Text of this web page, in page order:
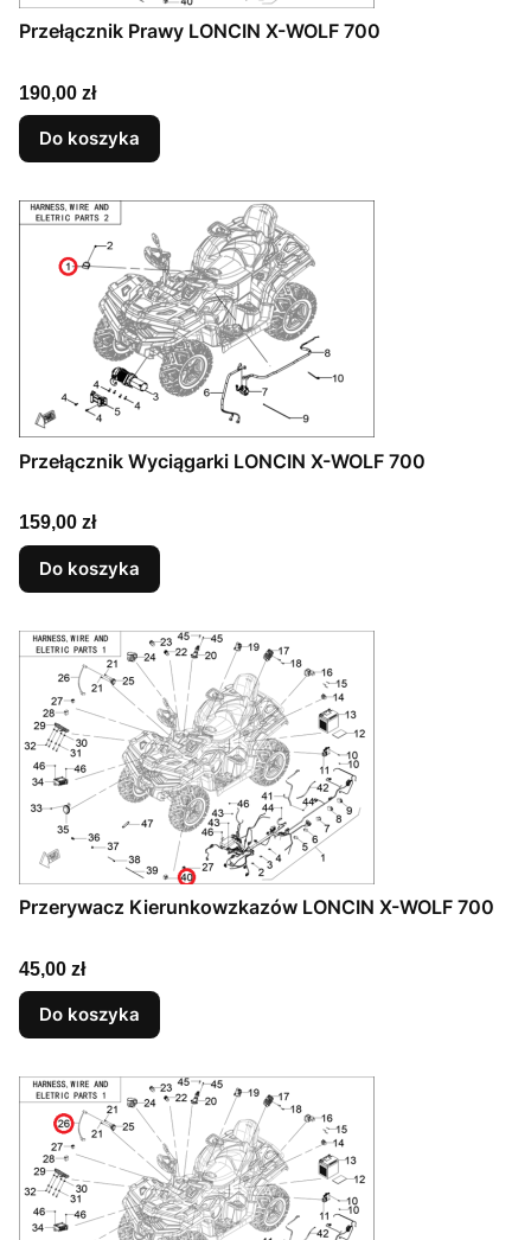
Przełącznik Prawy LONCIN X-WOLF 700
Cena
190,00 zł
Do koszyka
Przełącznik Wyciągarki LONCIN X-WOLF 700
Cena
159,00 zł
Do koszyka
Przerywacz Kierunkowzkazów LONCIN X-WOLF 700
Cena
45,00 zł
Do koszyka